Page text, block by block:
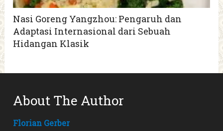
Nasi Goreng Yangzhou: Pengaruh dan
Adaptasi Internasional dari Sebuah
Hidangan Klasik
About The Author
Florian Gerber